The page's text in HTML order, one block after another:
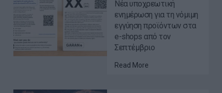
Νέα υποχρεωτική
ενημέρωση για τη νόμιμη
εγγύηση προϊόντων στα
e-shops από τον
Σεπτέμβριο
Read More